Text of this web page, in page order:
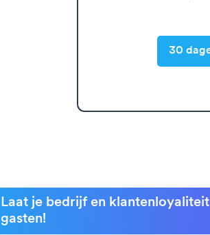
30
Laat je bedrijf en
gasten!